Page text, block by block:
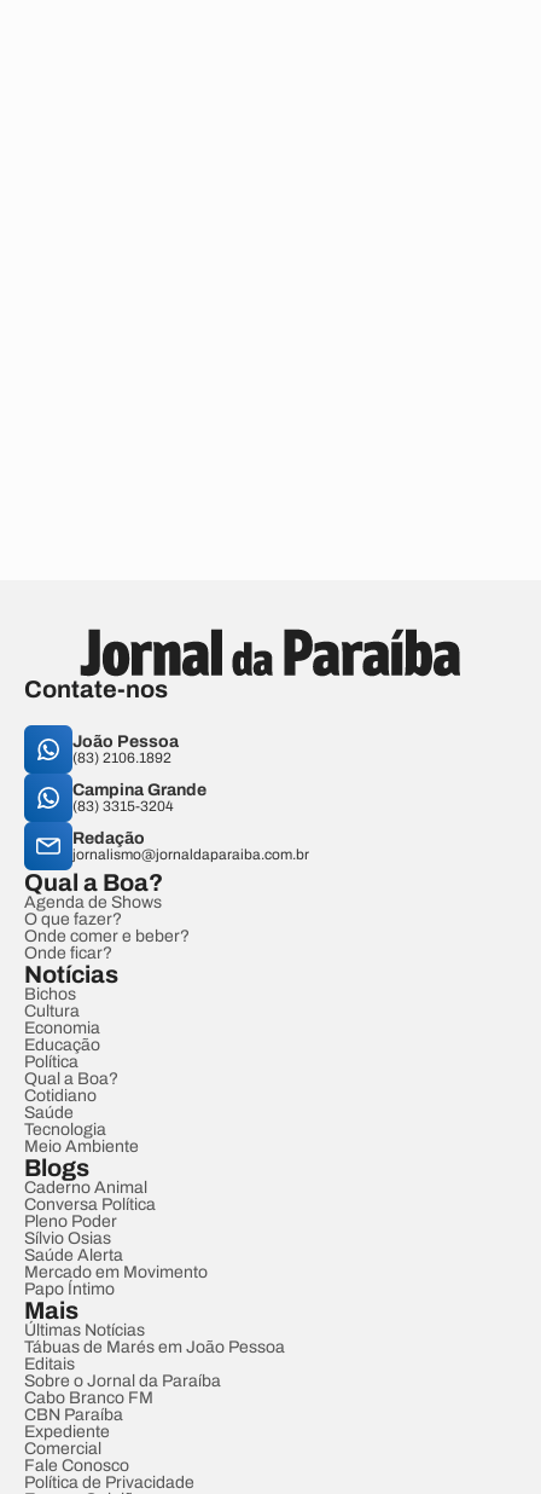
Contate-nos
João Pessoa
(83) 2106.1892
Campina Grande
(83) 3315-3204
Redação
jornalismo@jornaldaparaiba.com.br
Qual a Boa?
Agenda de Shows
O que fazer?
Onde comer e beber?
Onde ficar?
Notícias
Bichos
Cultura
Economia
Educação
Política
Qual a Boa?
Cotidiano
Saúde
Tecnologia
Meio Ambiente
Blogs
Caderno Animal
Conversa Política
Pleno Poder
Sílvio Osias
Saúde Alerta
Mercado em Movimento
Papo Íntimo
Mais
Últimas Notícias
Tábuas de Marés em João Pessoa
Editais
Sobre o Jornal da Paraíba
Cabo Branco FM
CBN Paraíba
Expediente
Comercial
Fale Conosco
Política de Privacidade